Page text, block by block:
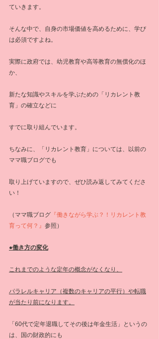
ていきます。
そんな中で、自身の市場価値を高めるために、学び
は必須ですよね。
実際に政府では、幼児教育や高等教育の無償化のほ
か、
新たな知識やスキルを学ぶための「リカレント教
育」の確立などに
すでに取り組んでいます。
ちなみに、「リカレント教育」については、以前の
ママ職ブログでも
取り上げていますので、ぜひ読み返してみてくださ
い！
（ママ職ブログ 『働きながら学ぶ？！リカレント教
育って何？』 参照）
●働き方の変化
これまでのような定年の概念がなくなり、
パラレルキャリア（複数のキャリアの平行）や転職
が当たり前になります。
「60代で定年退職してその後は年金生活」というの
は、国の財政的にも